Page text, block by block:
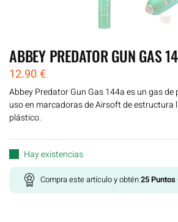
ABBEY PREDATOR GUN GAS
12.90€
Abbey Predator Gun Gas 144a es un gas
uso en marcadoras de Airsoft de estructura
plástico.
Hay existencias
Compra este artículo y obtén25Puntos